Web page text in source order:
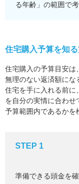
る年齢」の範囲で
住宅購入予算を知
住宅購入の予算目安は
無理のない返済額にな
住宅を手に入れる前に
を自分の実情に合わせ
予算範囲内であるかを
STEP 1
準備できる頭金を